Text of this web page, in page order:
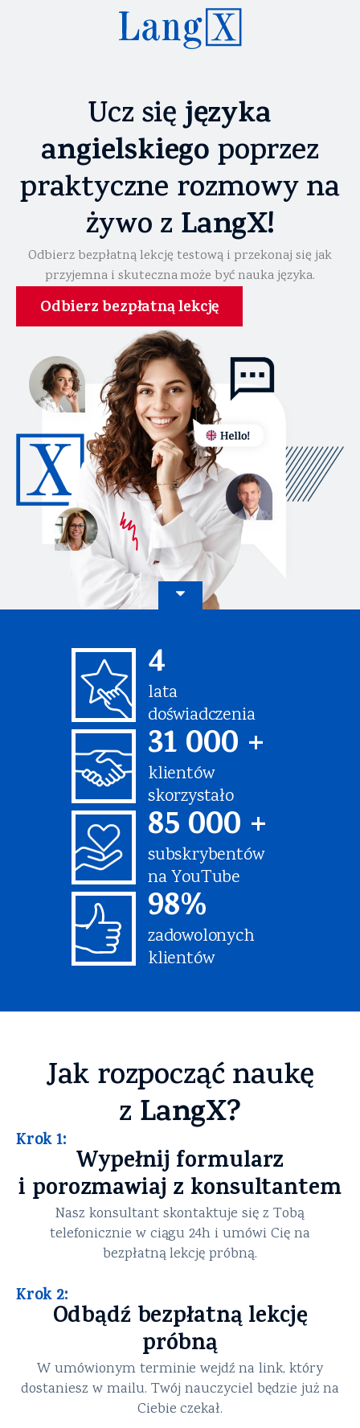
Ucz sięjęzyka
angielskiegopoprzez
praktyczne rozmowy na
żywo z LangX!
Odbierz bezpłatną lekcję testową i przekonaj się jak
przyjemna i skuteczna może być nauka języka.
Odbierz bezpłatną lekcję
4
lata
doświadczenia
31 000 +
klientów
skorzystało
85 000 +
subskrybentów
na YouTube
98%
zadowolonych
klientów
Jak rozpocząć naukę
z LangX?
Krok 1:
Wypełnij formularz
i porozmawiaj z konsultantem
Nasz konsultant skontaktuje się z Tobą
telefonicznie w ciągu 24h i umówi Cię na
bezpłatną lekcję próbną.
Krok 2:
Odbądź bezpłatną lekcję
próbną
W umówionym terminie wejdź na link, który
dostaniesz w mailu. Twój nauczyciel będzie już na
Ciebie czekał.